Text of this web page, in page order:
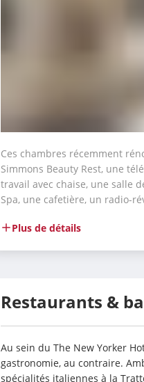
Ces chambres récemment
Simmons Beauty Rest, une
travail avec chaise, une salle
Spa, une cafetière, un radio-
Plus de détails
Restaurants &
Au sein du The New Yorker
gastronomie, au contraire.
spécialités italiennes à la